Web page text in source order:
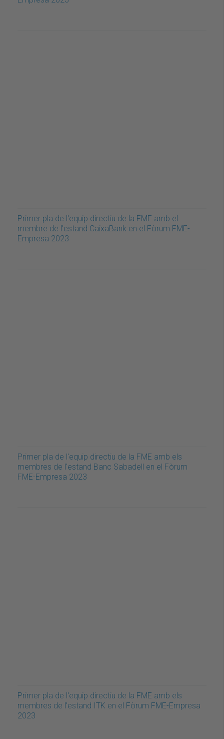
Primer pla de l'equip directiu de la FME amb el
membre de l'estand CaixaBank en el Fòrum FME-
Empresa 2023
Primer pla de l'equip directiu de la FME amb els
membres de l'estand Banc Sabadell en el Fòrum
FME-Empresa 2023
Primer pla de l'equip directiu de la FME amb els
membres de l'estand ITK en el Fòrum FME-Empresa
2023